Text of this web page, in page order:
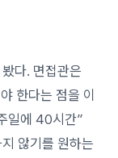
다. 면접관은
한다는 점을 이
일에 40시간”
않기를 원하는